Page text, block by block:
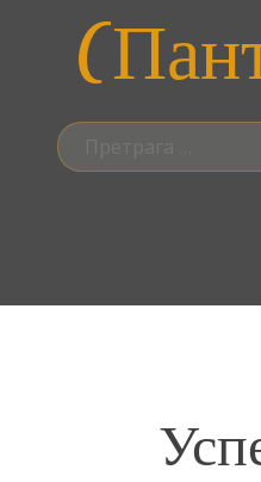
Претрага
за: